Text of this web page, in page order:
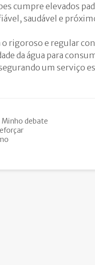
cumpre elevados
saudável e
rigoroso e regular
da água para
um serviço
Minho debate